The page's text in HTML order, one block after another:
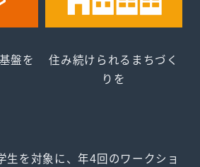
盤を
住み続けられるまちづく
りを
生を対象に、年4回のワークショ